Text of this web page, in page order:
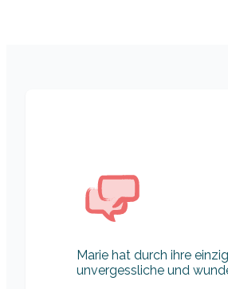
Marie hat durch ihre
unvergessliche und